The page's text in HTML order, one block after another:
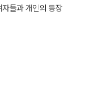
들과 개인의 등장